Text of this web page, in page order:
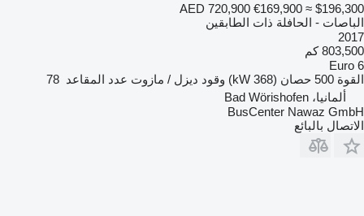
AED 720,900 €169,900 ≈ $196,300
الباصات - الحافلة ذات الطابقين
2017
803,500 كم
Euro 6
القوة 500 حصان (368 kW) وقود ديزل / مازوت عدد المقاعد 78
ألمانيا، Bad Wörishofen
BusCenter Nawaz GmbH
الاتصال بالبائع